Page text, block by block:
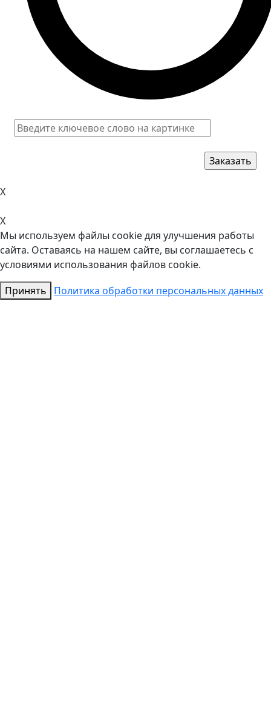
X
X
Мы используем файлы cookie для улучшения работы
сайта. Оставаясь на нашем сайте, вы соглашаетесь с
условиями использования файлов cookie.
Принять
Политика обработки персональных данных